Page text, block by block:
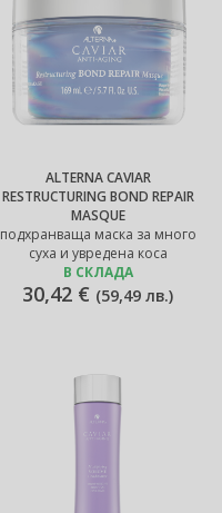
ALTERNA CAVIAR
RESTRUCTURING BOND REPAIR
MASQUE
подхранваща маска за много
суха и увредена коса
В СКЛАДА
30,42 € (59,49 лв.)